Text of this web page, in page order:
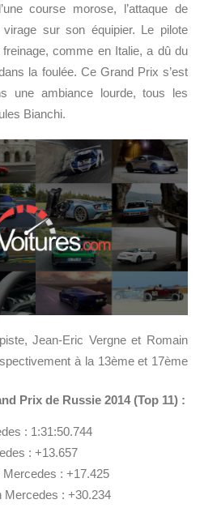
course morose, l’attaque de
sur son équipier. Le pilote
comme en Italie, a dû du
la foulée. Ce Grand Prix s’est
une ambiance lourde, tous les
Bianchi.
Jean-Eric Vergne et Romain
à la 13ème et 17ème
Prix de Russie 2014 (Top 11) :
: 1:31:50.744
: +13.657
: +17.425
Mercedes : +30.234